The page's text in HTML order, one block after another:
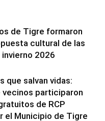
de Tigre formaron
cultural de las
2026
que salvan vidas:
participaron
de RCP
el Municipio de Tigre